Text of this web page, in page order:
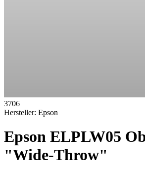
3706
Hersteller: Epson
Epson ELPLW05
"Wide-Throw"